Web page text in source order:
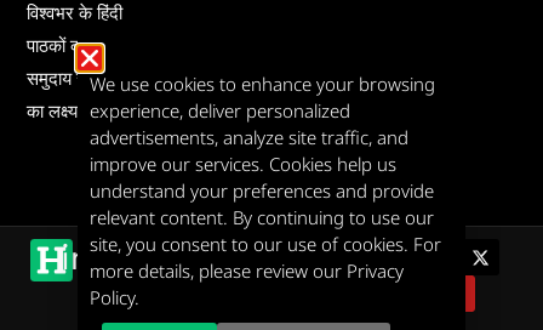
विश्वभर के हिंदी
पाठकों को ज्ञान और
समुदाय से जोड़ने
का लक्ष्य रखते हैं।
indigemsHindiGems @ 2026.
All Rights Reserved.
Developed By:
We use cookies to enhance your browsing
experience, deliver personalized
advertisements, analyze site traffic, and
improve our services. Cookies help us
understand your preferences and provide
relevant content. By continuing to use our
site, you consent to our use of cookies. For
more details, please review our Privacy
Policy.